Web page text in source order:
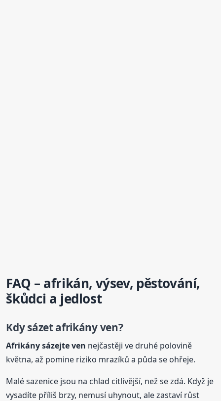
FAQ – afrikán, výsev, pěstování,
škůdci a jedlost
Kdy sázet afrikány ven?
Afrikány sázejte ven nejčastěji ve druhé polovině
května, až pomine riziko mrazíků a půda se ohřeje.
Malé sazenice jsou na chlad citlivější, než se zdá. Když je
vysadíte příliš brzy, nemusí uhynout, ale zastaví růst